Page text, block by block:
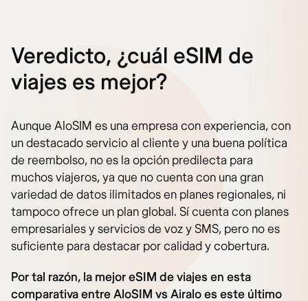
Veredicto, ¿cuál eSIM de
viajes es mejor?
Aunque AloSIM es una empresa con experiencia, con
un destacado servicio al cliente y una buena política
de reembolso, no es la opción predilecta para
muchos viajeros, ya que no cuenta con una gran
variedad de datos ilimitados en planes regionales, ni
tampoco ofrece un plan global. Sí cuenta con planes
empresariales y servicios de voz y SMS, pero no es
suficiente para destacar por calidad y cobertura.
Por tal razón, la mejor eSIM de viajes en esta
comparativa entre AloSIM vs Airalo es este último